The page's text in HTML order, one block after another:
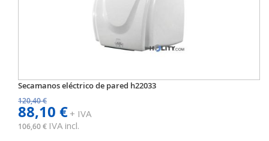
Secamanos eléctrico de pared h22033
120,40 €
88,10 €+ IVA
106,60 € IVA incl.